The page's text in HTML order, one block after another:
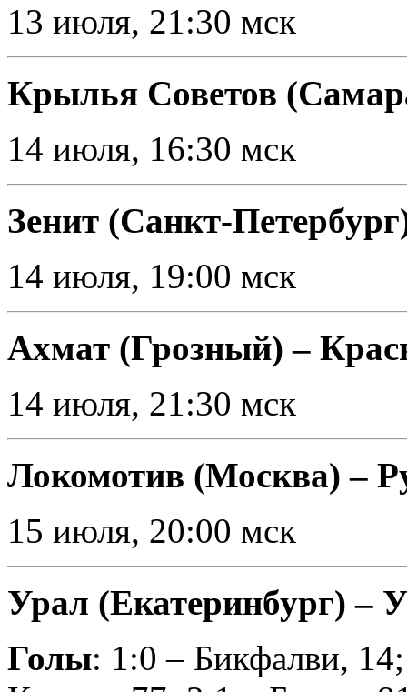
13 июля, 21:30 мск
Крылья Советов
14 июля, 16:30 мск
Зенит (Санкт-
14 июля, 19:00 мск
Ахмат (Грозный) –
14 июля, 21:30 мск
Локомотив (Москва) –
15 июля, 20:00 мск
Урал (Екатеринбург) –
Голы: 1:0 – Бикфалви,